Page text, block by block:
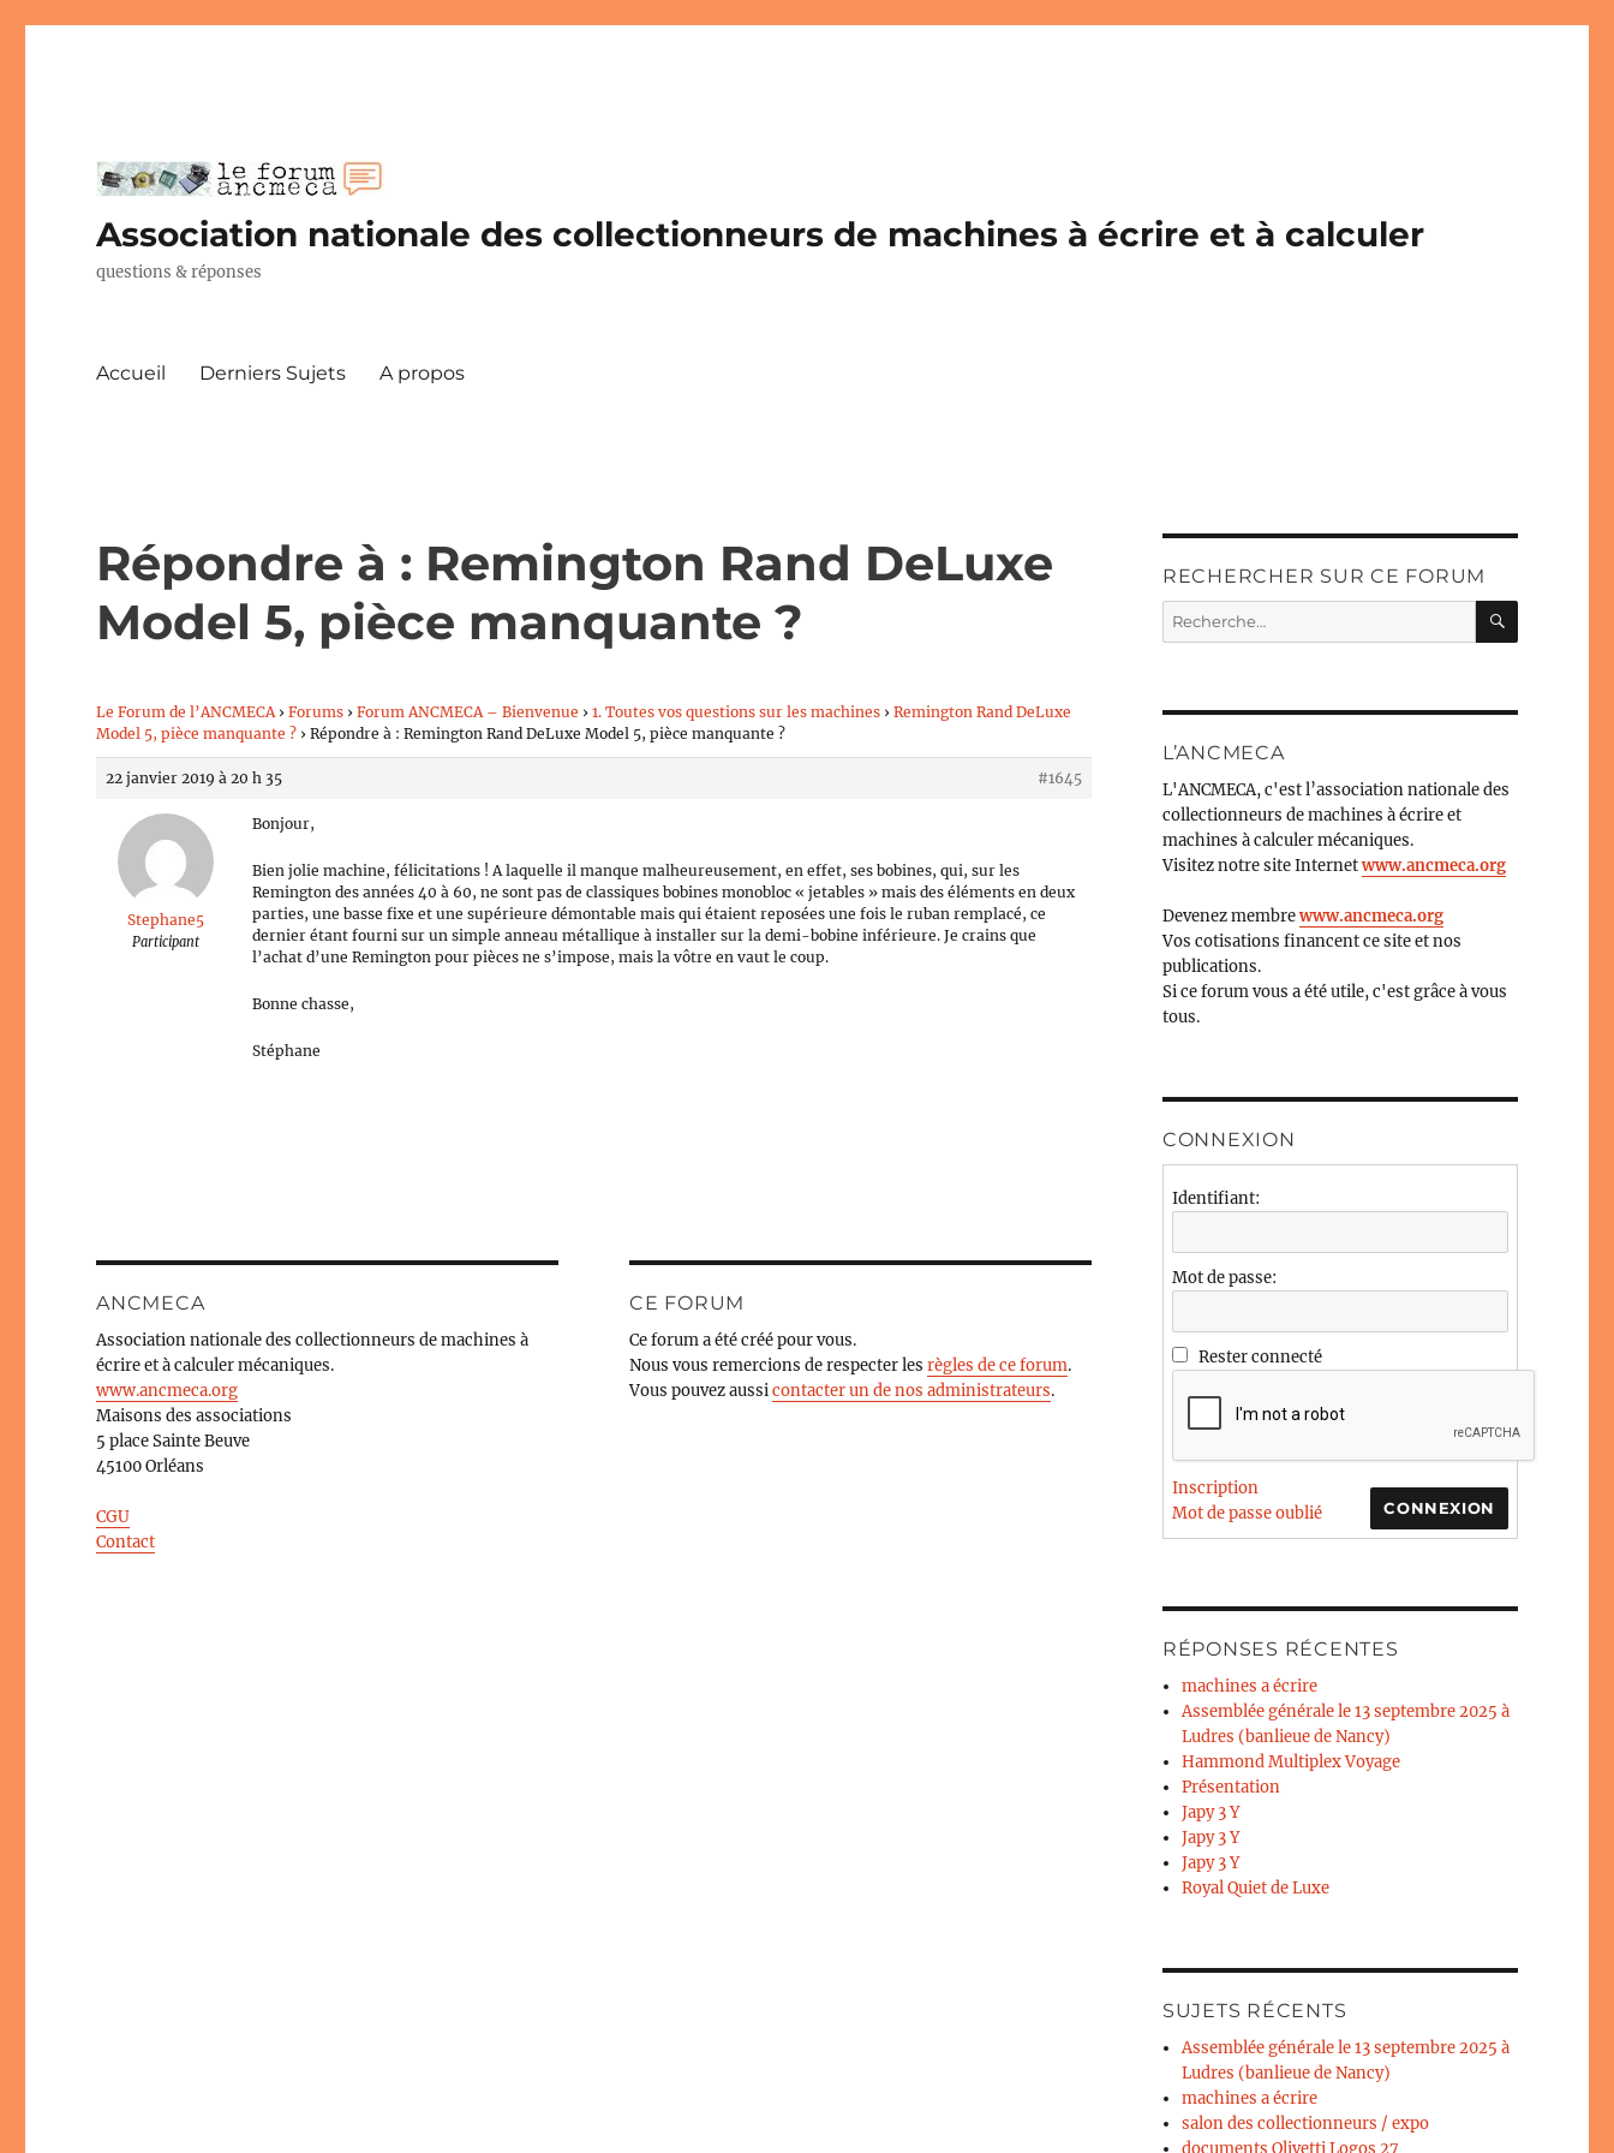
Association nationale des collectionneurs de machines à écrire et à calculer
questions & réponses
Accueil Derniers Sujets A propos
Répondre à : Remington Rand DeLuxe
Model 5, pièce manquante ?
Le Forum de l’ANCMECA › Forums › Forum ANCMECA – Bienvenue › 1. Toutes vos questions sur les machines › Remington Rand DeLuxe
Model 5, pièce manquante ? › Répondre à : Remington Rand DeLuxe Model 5, pièce manquante ?
22 janvier 2019 à 20 h 35 #1645
Stephane5
Participant
Bonjour,
Bien jolie machine, félicitations ! A laquelle il manque malheureusement, en effet, ses bobines, qui, sur les
Remington des années 40 à 60, ne sont pas de classiques bobines monobloc « jetables » mais des éléments en deux
parties, une basse fixe et une supérieure démontable mais qui étaient reposées une fois le ruban remplacé, ce
dernier étant fourni sur un simple anneau métallique à installer sur la demi-bobine inférieure. Je crains que
l’achat d’une Remington pour pièces ne s’impose, mais la vôtre en vaut le coup.
Bonne chasse,
Stéphane
ANCMECA
Association nationale des collectionneurs de machines à
écrire et à calculer mécaniques.
www.ancmeca.org
Maisons des associations
5 place Sainte Beuve
45100 Orléans
CGU
Contact
CE FORUM
Ce forum a été créé pour vous.
Nous vous remercions de respecter lesrègles de ce forum.
Vous pouvez aussicontacter un de nos administrateurs.
RECHERCHER SUR CE FORUM
Recherche
pour :
L’ANCMECA
L'ANCMECA, c'est l’association nationale des
collectionneurs de machines à écrire et
machines à calculer mécaniques.
Visitez notre site Internetwww.ancmeca.org
Devenez membrewww.ancmeca.org
Vos cotisations financent ce site et nos
publications.
Si ce forum vous a été utile, c'est grâce à vous
tous.
CONNEXION
Identifiant:
Mot de passe:
Rester connecté
CONNEXION
Inscription
Mot de passe oublié
RÉPONSES RÉCENTES
machines a écrire
Assemblée générale le 13 septembre 2025 à
Ludres (banlieue de Nancy)
Hammond Multiplex Voyage
Présentation
Japy 3 Y
Japy 3 Y
Japy 3 Y
Royal Quiet de Luxe
SUJETS RÉCENTS
Assemblée générale le 13 septembre 2025 à
Ludres (banlieue de Nancy)
machines a écrire
salon des collectionneurs / expo
documents Olivetti Logos 27